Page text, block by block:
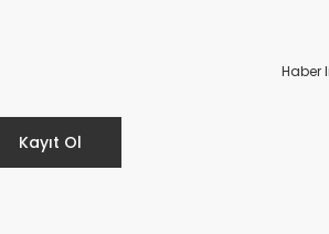
Kayıt Ol
Haber